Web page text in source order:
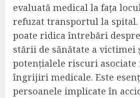
evaluată medical la fața
refuzat transportul la spital.
poate ridica întrebări
stării de sănătate a victimei
potențialele riscuri asociate
îngrijiri medicale. Este
persoanele implicate în